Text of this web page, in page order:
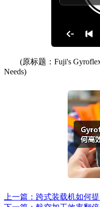
(原标题：Fuji's Gyroflex
Needs)
上一篇：跨式装载机如何